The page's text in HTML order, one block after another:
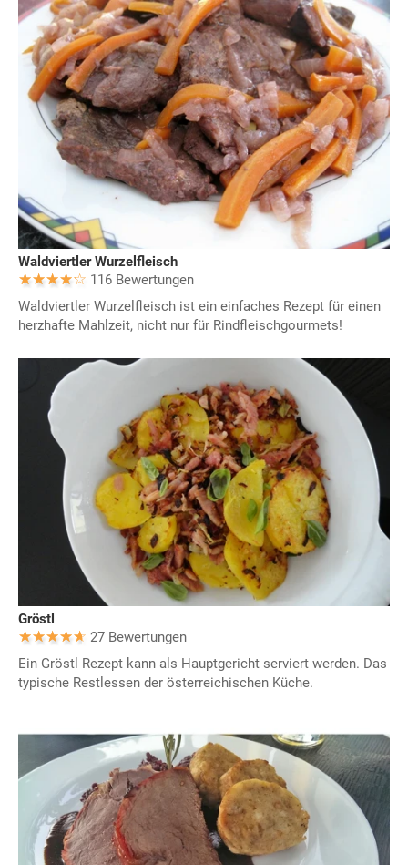
Waldviertler Wurzelfleisch
116 Bewertungen
Waldviertler Wurzelfleisch ist ein einfaches Rezept für einen
herzhafte Mahlzeit, nicht nur für Rindfleischgourmets!
Gröstl
27 Bewertungen
Ein Gröstl Rezept kann als Hauptgericht serviert werden. Das
typische Restlessen der österreichischen Küche.